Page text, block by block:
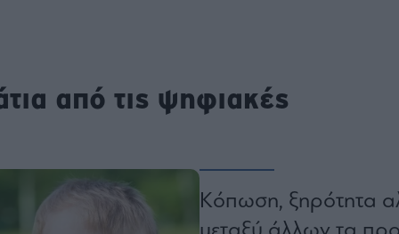
and
από τις ψηφιακές
Κόπωση, ξηρότητα